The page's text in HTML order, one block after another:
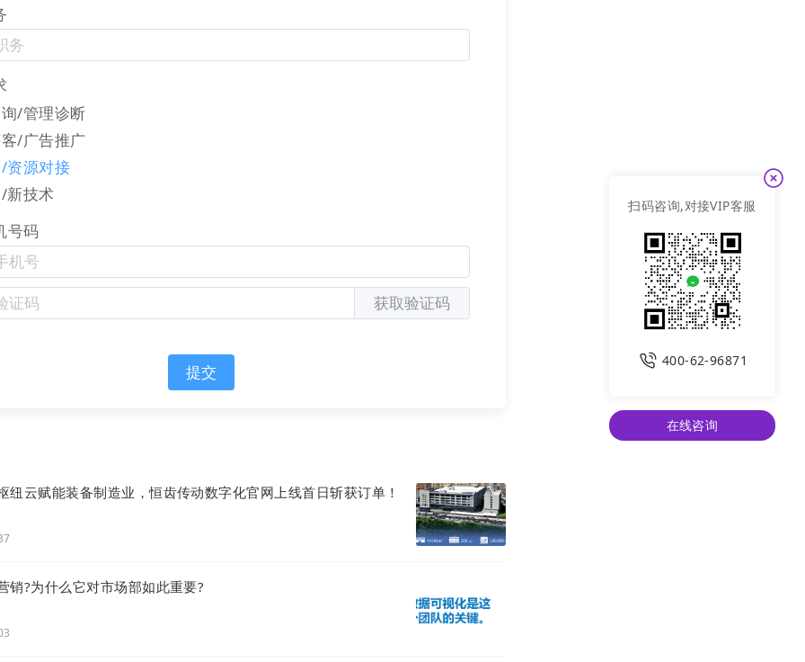
下公司，22集团起源于1999年的第一商务，自08年以来始终坚持“让生
。为客户实现：“营销有SaaS中台，链接有
，知产有
场；业务（生意）进系统，客户找上门，销售自动化，服务在线化。”
业做更大！
LTD.com），也被喻为隔着屏幕搞定客户的增长“黑武器”，集成多种应用
化营销中台扩展性和集成性的架构，在统筹业务流程、执行数据管理和
挥巨大的作用，为企业提供数字化系列解决方案，整个“营、销、管、
环由一个营销技术中台管理，实现经营数字化，销售自动化。成功打造
州瑞安商会等在内的标杆客户。
/管理诊断
/广告推广
资源对接
新技术
号码
获取验证码
提交
纽云赋能装备制造业，恒齿传动数字化官网上线首日斩获订单！
销?为什么它对市场部如此重要?
扫码咨询,对接VIP客服
400-62-96871
在线咨询